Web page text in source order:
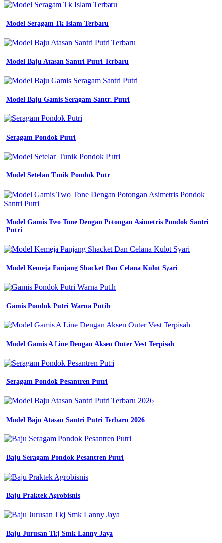
tactical
tac
panjang
kerja
engineering
kantor
lapangan
reskrim
Pdh
jual
wearpack
k3
proyek
infrastruktur
tambang
konstruksi
Baju
kerja
engineer
baju
seragam
dokter
dokter
lengan
warna
baju
pdh
pdl
pria
wanita
lapangan
lengan
seragam
tactical
jual
kemeja
Seragam
Kerja
Dokter
Wanita
Dokter
Bersalin
Model Seragam Tk Islam Terbaru
Model Baju Atasan Santri Putri Terbaru
Model Baju Gamis Seragam Santri Putri
Seragam Pondok Putri
Model Setelan Tunik Pondok Putri
Model Gamis Two Tone Dengan Potongan Asimetris Pondok Santri
Putri
Model Kemeja Panjang Shacket Dan Celana Kulot Syari
Gamis Pondok Putri Warna Putih
Model Gamis A Line Dengan Aksen Outer Vest Terpisah
Seragam Pondok Pesantren Putri
Model Baju Atasan Santri Putri Terbaru 2026
Baju Seragam Pondok Pesantren Putri
Baju Praktek Agrobisnis
Baju Jurusan Tkj Smk Lanny Jaya